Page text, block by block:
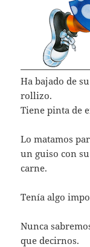
Ha bajado de
rollizo.
Tiene pinta de
Lo matamos
un guiso con su
carne.
Tenía algo
Nunca
que decirnos.